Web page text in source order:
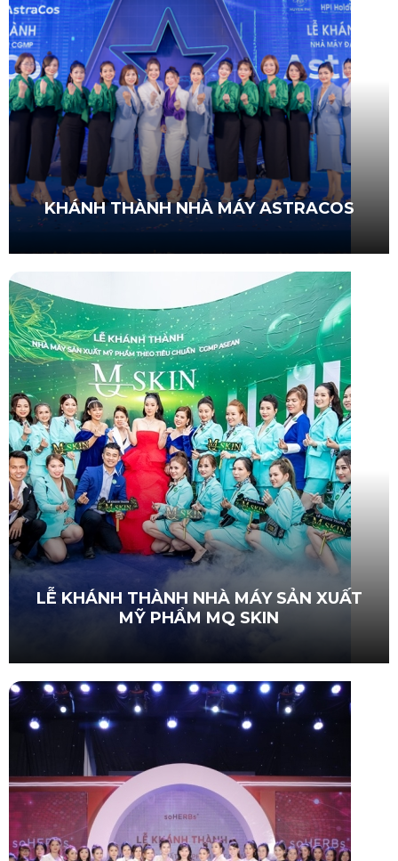
KHÁNH THÀNH NHÀ MÁY ASTRACOS
LỄ KHÁNH THÀNH NHÀ MÁY SẢN XUẤT
MỸ PHẨM MQ SKIN